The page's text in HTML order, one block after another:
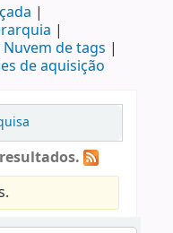
Nuvem de tags
de aquisição